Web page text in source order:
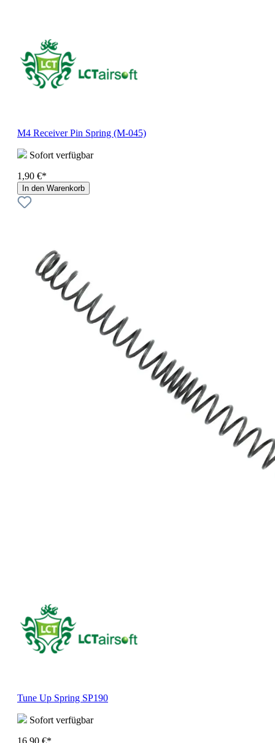
M4 Receiver Pin Spring (M-045)
Sofort verfügbar
1,90 €*
In den Warenkorb
Tune Up Spring SP190
Sofort verfügbar
16,90 €*